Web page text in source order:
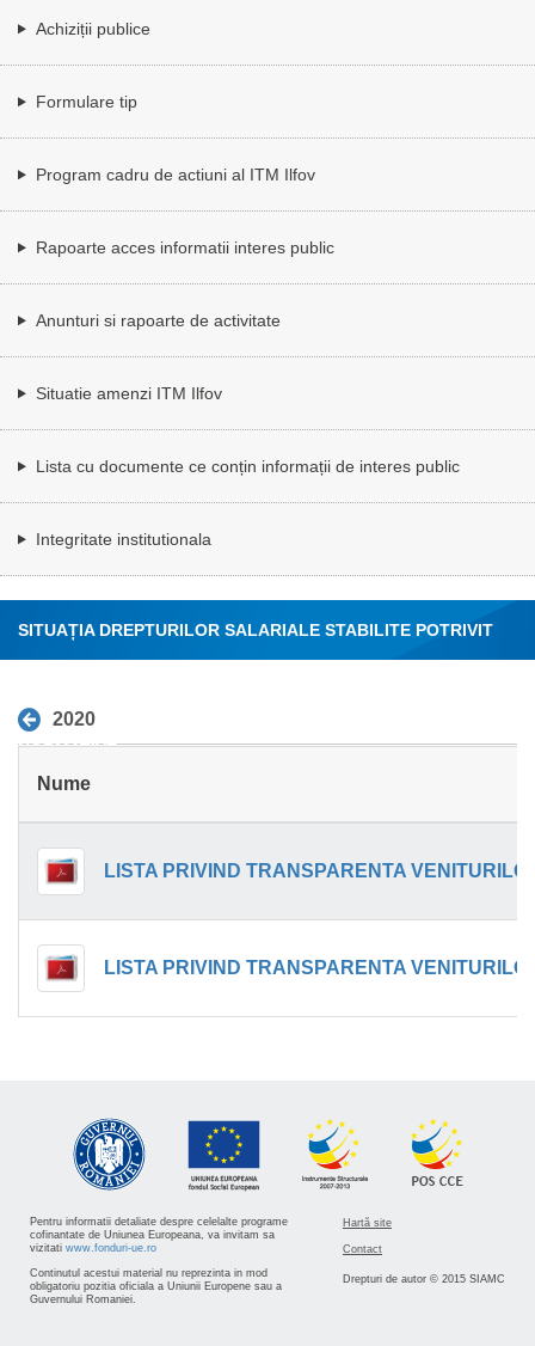
Achiziții publice
Formulare tip
Program cadru de actiuni al ITM Ilfov
Rapoarte acces informatii interes public
Anunturi si rapoarte de activitate
Situatie amenzi ITM Ilfov
Lista cu documente ce conțin informații de interes public
Integritate institutionala
SITUAȚIA DREPTURILOR SALARIALE STABILITE POTRIVIT
NORMATIVE
2020
Nume
Pentru informatii detaliate despre celelalte programe
cofinantate de Uniunea Europeana, va invitam sa
vizitati www.fonduri-ue.ro
Continutul acestui material nu reprezinta in mod
obligatoriu pozitia oficiala a Uniunii Europene sau a
Guvernului Romaniei.
Hartă site
Contact
Drepturi de autor © 2015 SIAMC